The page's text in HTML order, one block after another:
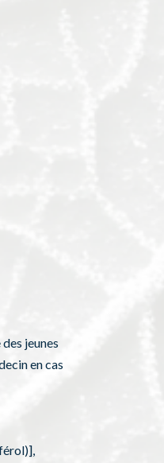
jeunes
en cas